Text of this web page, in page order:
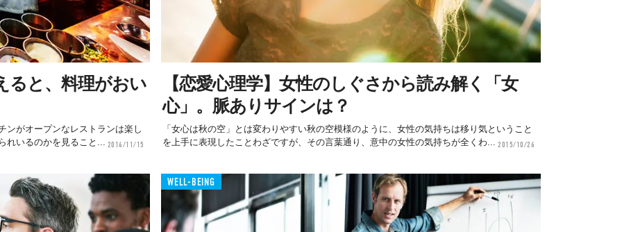
ると、料理がおい
ンがオープンなレストランは楽し
れいるのかを見ること... 2014/11/15
【恋愛心理学】女性のしぐさから読み解く「女
心」。脈ありサインは？
「女心は秋の空」とは変わりやすい秋の空模様のように、女性の気持ちは移り気ということ
を上手に表現したことわざですが、その言葉通り、意中の女性の気持ちが全くわ... 2015/10/26
WELL-BEING